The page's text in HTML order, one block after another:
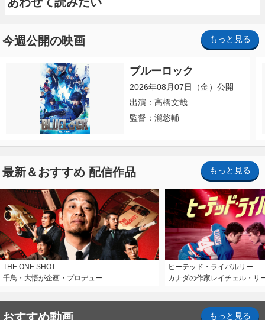
今週公開の映画 もっと見る
ブルーロック
2026年08月07日（金）公開
出演：高橋文哉
監督：瀧悠輔
最新＆おすすめ 配信作品 もっと見る
THE ONE SHOT
千鳥・大悟が企画・プロデュー…
ヒーテッド・ライバルリー
カナダの作家レイチェル・リ
おすすめ動画 もっと見る